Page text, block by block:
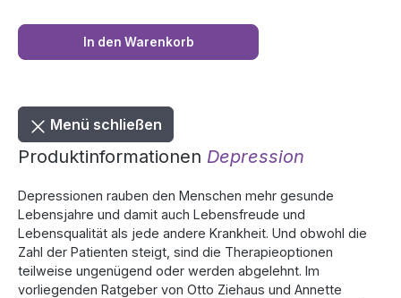
In den Warenkorb
Menü schließen
Produktinformationen Depression
Depressionen rauben den Menschen mehr gesunde
Lebensjahre und damit auch Lebensfreude und
Lebensqualität als jede andere Krankheit. Und obwohl die
Zahl der Patienten steigt, sind die Therapieoptionen
teilweise ungenügend oder werden abgelehnt. Im
vorliegenden Ratgeber von Otto Ziehaus und Annette